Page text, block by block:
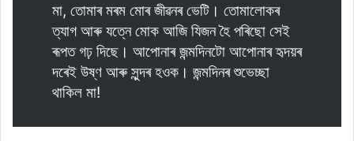
মা, তোমাৰ মৰম মোৰ জীৱনৰ ভেটি। তোমালোকৰ
ত্যাগ আৰু যত্নে মোক আজি যিজন হৈ পৰিছো সেই
ৰূপত গঢ় দিছে। আপোনাৰ জন্মদিনটো আপোনাৰ হৃদয়ৰ
দৰেই উষ্ণ আৰু সুন্দৰ হওক। জন্মদিনৰ শুভেচ্ছা
থাকিল মা!